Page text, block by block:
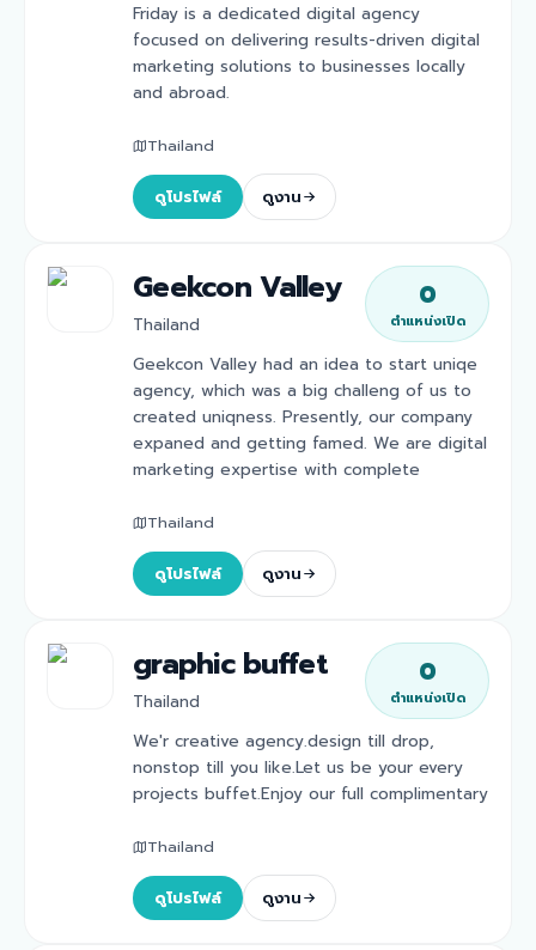
Friday is a dedicated digital agency
focused on delivering results-driven digital
marketing solutions to businesses locally
and abroad.
Thailand
ดูโปรไฟล์ ดูงาน
Geekcon Valley
Thailand
0
ตำแหน่งเปิด
Geekcon Valley had an idea to start uniqe
agency, which was a big challeng of us to
created uniqness. Presently, our company
expaned and getting famed. We are digital
marketing expertise with complete
Thailand
ดูโปรไฟล์ ดูงาน
graphic buffet
Thailand
0
ตำแหน่งเปิด
We'r creative agency.design till drop,
nonstop till you like.Let us be your every
projects buffet.Enjoy our full complimentary
Thailand
ดูโปรไฟล์ ดูงาน